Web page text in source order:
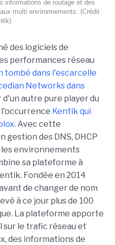
informations de routage et des
multi environnements. (Crédit
des logiciels de
performances réseau
tombé dans l'escarcelle
Networks dans
d'un autre pure player du
Kentik qui
. Avec cette
gestion des DNS, DHCP
les environnements
sa plateforme à
Fondée en 2014
de changer de nom
à ce jour plus de 100
La plateforme apporte
sur le trafic réseau et
des informations de